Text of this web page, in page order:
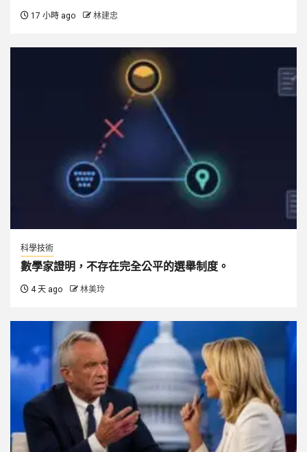
17 小時 ago 林建忠
科學技術
數學家證明，不存在完全公平的選舉制度。
4 天 ago 林美玲